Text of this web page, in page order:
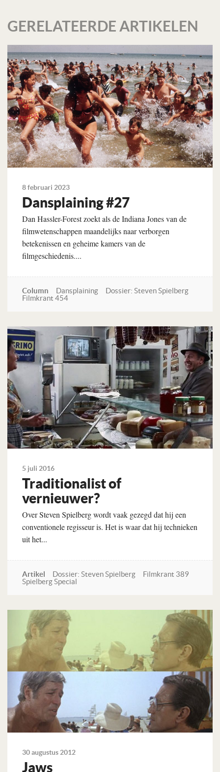
GERELATEERDE ARTIKELEN
8 februari 2023
Dansplaining #27
Dan Hassler-Forest zoekt als de Indiana Jones van de
filmwetenschappen maandelijks naar verborgen
betekenissen en geheime kamers van de
filmgeschiedenis....
Column Dansplaining
Dossier: Steven Spielberg
Filmkrant 454
Lees verder
5 juli 2016
Traditionalist of
vernieuwer?
Over Steven Spielberg wordt vaak gezegd dat hij een
conventionele regisseur is. Het is waar dat hij technieken
uit het...
Artikel Dossier: Steven Spielberg
Filmkrant 389
Spielberg Special
Lees verder
30 augustus 2012
Jaws